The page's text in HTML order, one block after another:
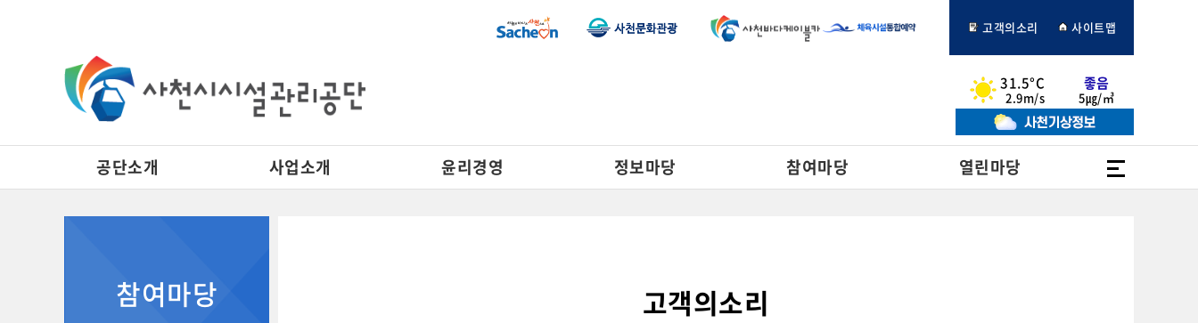
고객의소리 사이트맵
31.5°C
2.9m/s
좋음
5㎍/㎥
공단소개 사업소개 윤리경영 정보마당 참여마당 열린마당
참여마당 고객의소리